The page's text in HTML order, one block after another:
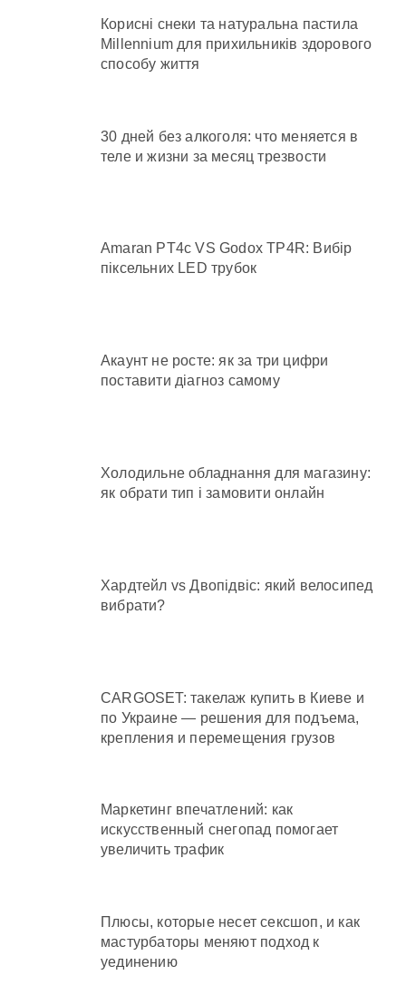
Корисні снеки та натуральна пастила
Millennium для прихильників здорового
способу життя
30 дней без алкоголя: что меняется в
теле и жизни за месяц трезвости
Amaran PT4c VS Godox TP4R: Вибір
піксельних LED трубок
Акаунт не росте: як за три цифри
поставити діагноз самому
Холодильне обладнання для магазину:
як обрати тип і замовити онлайн
Хардтейл vs Двопідвіс: який велосипед
вибрати?
CARGOSET: такелаж купить в Киеве и
по Украине — решения для подъема,
крепления и перемещения грузов
Маркетинг впечатлений: как
искусственный снегопад помогает
увеличить трафик
Плюсы, которые несет сексшоп, и как
мастурбаторы меняют подход к
уединению